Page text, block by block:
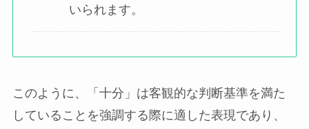
いられます。
このように、「十分」は客観的な判断基準を満た
していることを強調する際に適した表現であり、